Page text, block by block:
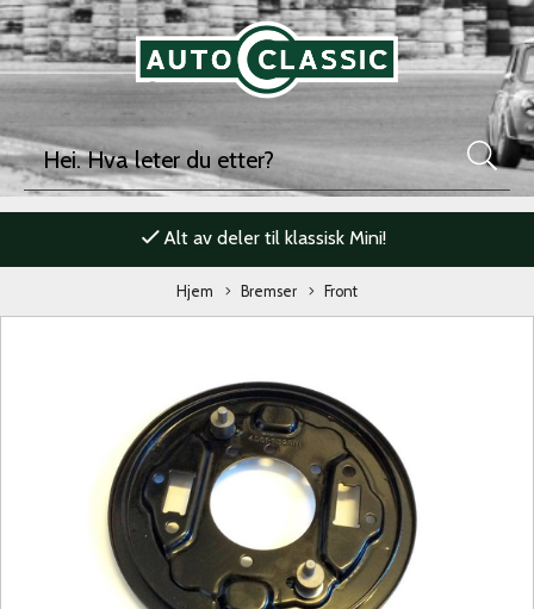
Alt av deler til klassisk Mini!
Hjem Bremser Front